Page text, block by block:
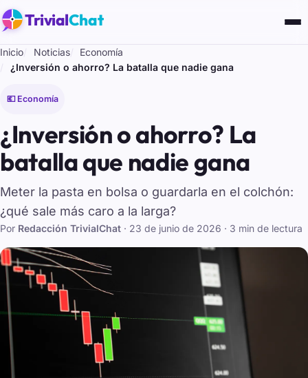
TrivialChat
Inicio Noticias
Economía
¿Inversión o ahorro? La batalla que nadie gana
💶 Economía
¿Inversión o ahorro? La
batalla que nadie gana
Meter la pasta en bolsa o guardarla en el colchón:
¿qué sale más caro a la larga?
Por Redacción TrivialChat · 23 de junio de 2026 · 3 min de lectura